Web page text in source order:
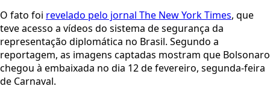
O fato foi revelado pelo jornal The New York Times, que
teve acesso a vídeos do sistema de segurança da
representação diplomática no Brasil. Segundo a
reportagem, as imagens captadas mostram que Bolsonaro
chegou à embaixada no dia 12 de fevereiro, segunda-feira
de Carnaval.